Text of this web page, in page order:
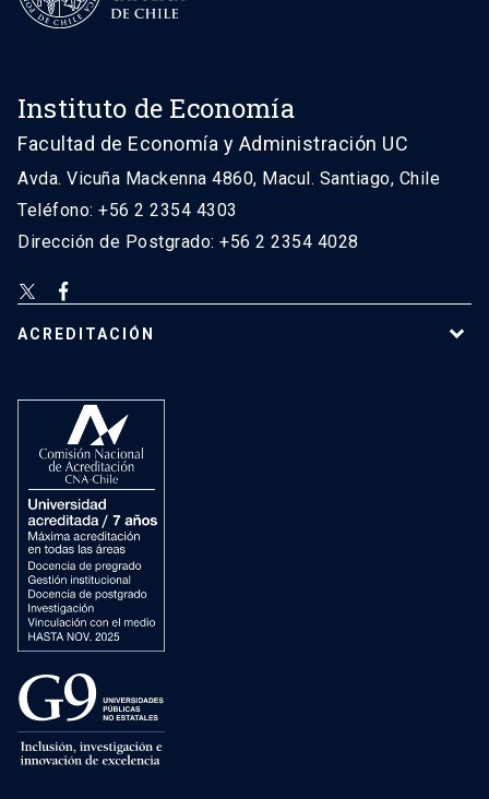
Instituto de Economía
Facultad de Economía y Administración UC
Avda. Vicuña Mackenna 4860, Macul. Santiago, Chile
Teléfono: +56 2 2354 4303
Dirección de Postgrado: +56 2 2354 4028
ACREDITACIÓN